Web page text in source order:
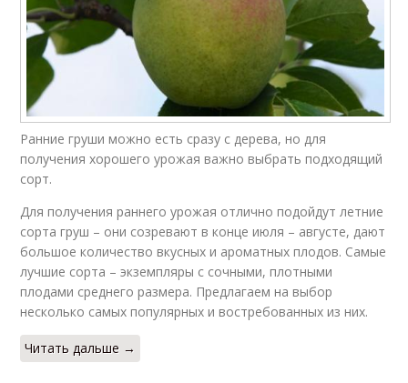
Ранние груши можно есть сразу с дерева, но для
получения хорошего урожая важно выбрать подходящий
сорт.
Для получения раннего урожая отлично подойдут летние
сорта груш – они созревают в конце июля – августе, дают
большое количество вкусных и ароматных плодов. Самые
лучшие сорта – экземпляры с сочными, плотными
плодами среднего размера. Предлагаем на выбор
несколько самых популярных и востребованных из них.
Читать дальше →